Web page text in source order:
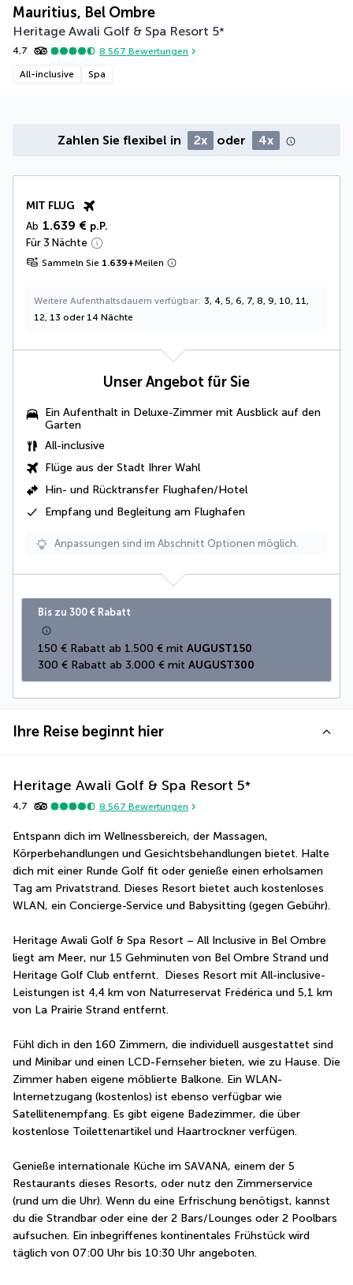
Mauritius, Bel Ombre
Heritage Awali Golf & Spa Resort 5*
4,7 8.567 Bewertungen
All-inclusive Spa
Zahlen Sie flexibel in 2x oder 4x
MIT FLUG
Ab 1.639 € p.P.
Für 3 Nächte
Sammeln Sie 1.639+Meilen
Weitere Aufenthaltsdauern verfügbar 3, 4, 5, 6, 7, 8, 9, 10, 11,
12, 13 oder 14 Nächte
Unser Angebot für Sie
Ein Aufenthalt in Deluxe-Zimmer mit Ausblick auf den
Garten
All-inclusive
Flüge aus der Stadt Ihrer Wahl
Hin- und Rücktransfer Flughafen/Hotel
Empfang und Begleitung am Flughafen
Anpassungen sind im Abschnitt Optionen möglich.
Bis zu 300 € Rabatt
150 € Rabatt ab 1.500 € mit AUGUST150
300 € Rabatt ab 3.000 € mit AUGUST300
Ihre Reise beginnt hier
Heritage Awali Golf & Spa Resort 5*
4,7 8.567 Bewertungen
Entspann dich im Wellnessbereich, der Massagen,
Körperbehandlungen und Gesichtsbehandlungen bietet. Halte
dich mit einer Runde Golf fit oder genieße einen erholsamen
Tag am Privatstrand. Dieses Resort bietet auch kostenloses
WLAN, ein Concierge-Service und Babysitting (gegen Gebühr).
Heritage Awali Golf & Spa Resort – All Inclusive in Bel Ombre
liegt am Meer, nur 15 Gehminuten von Bel Ombre Strand und
Heritage Golf Club entfernt.  Dieses Resort mit All-inclusive-
Leistungen ist 4,4 km von Naturreservat Frédérica und 5,1 km
von La Prairie Strand entfernt.
Fühl dich in den 160 Zimmern, die individuell ausgestattet sind
und Minibar und einen LCD-Fernseher bieten, wie zu Hause. Die
Zimmer haben eigene möblierte Balkone. Ein WLAN-
Internetzugang (kostenlos) ist ebenso verfügbar wie
Satellitenempfang. Es gibt eigene Badezimmer, die über
kostenlose Toilettenartikel und Haartrockner verfügen.
Genieße internationale Küche im SAVANA, einem der 5
Restaurants dieses Resorts, oder nutz den Zimmerservice
(rund um die Uhr). Wenn du eine Erfrischung benötigst, kannst
du die Strandbar oder eine der 2 Bars/Lounges oder 2 Poolbars
aufsuchen. Ein inbegriffenes kontinentales Frühstück wird
täglich von 07:00 Uhr bis 10:30 Uhr angeboten.